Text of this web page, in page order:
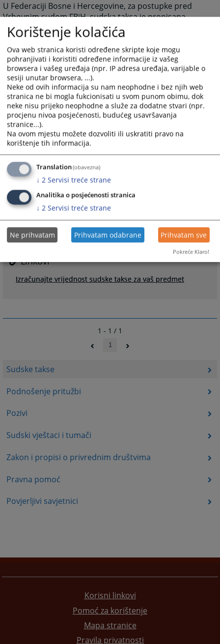
Sudske takse
Podnošenje pritužbi
Pozivi
Sudski vještaci i tumači
Zakon i propisi o privrednim društvima
Pravna pomoć
Povjerljivi savjetnici
U Federaciji Bosne i Hercegovine, za postupke pred
Vrhovnim sudom FBiH, sudska taksa je propisana
Zakonom o sudskim taksama pred vrhovnim sudom
Federacije BiH, dok za postupke koji se vode pred
općinskim i kantonalnim sudovima primjenjuju se
kantonalni zakoni o sudskim taksama prema sjedištu
suda.
Sudske takse u postupcima pred Okružnim privrednim
sudom Istočno Sarajevo plaćaju se u skladu sa
odredbama Zakona o sudskim taksama (službeni
glasnik RS br.73/08), kao i Taksenih tarifa koje su njegov
sastavni dio.
Takođe možete i zračunati taksu uz pomoć Kalkulatora
takse u prilogu desno. Kalkulator taksi je informativnog
karaktera i ne mora nužno predstavljati stvaran iznos
takse predviđen važećim zakonom o sudskim taksama.
3032PREGLEDA
Linkovi
Izračunajte vrijednost sudske takse za vaš predmet
1 - 1 / 1
1
Korisni linkovi
Pomoć za korištenje
Mapa stranice
Pravila privatnosti
Korištenje kolačića
Ova web stranica koristi određene skripte koje mogu
pohranjivati i koristiti određene informacije iz vašeg
browsera i vašeg uređaja (npr. IP adresa uređaja, varijable o
sesiji unutar browsera, ...).
Neke od ovih informacija su nam neophodne i bez njih web
stranica ne bi mogla fukcionisati u svom punom obimu, dok
neke nisu prijeko neophodne a služe za dodatne stvari (npr.
procjenu nivoa posjećenosti, budućeg usavršavanja
stranice...).
Na ovom mjestu možete dozvoliti ili uskratiti pravo na
korištenje tih informacija.
Translation(obavezna)
↓ 2 Servisi treće strane
Analitika o posjećenosti stranica
↓ 2 Servisi treće strane
Ne prihvatam Prihvatam odabrane Prihvatam sve
Pokreće Klaro!